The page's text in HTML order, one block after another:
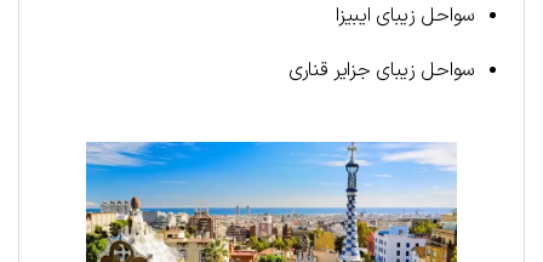
سواحل زیبای ایبیزا
سواحل زیبای جزایر قناری